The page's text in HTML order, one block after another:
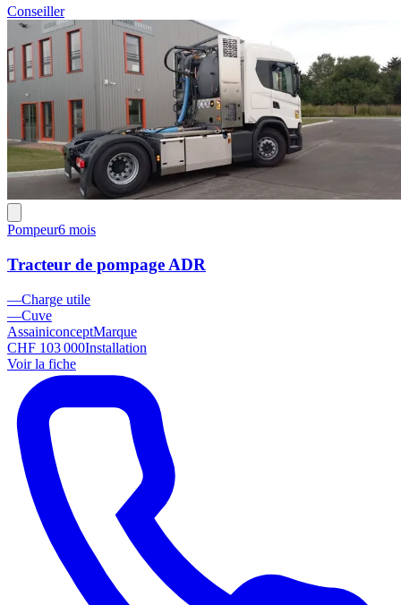
Conseiller
Pompeur6 mois
Tracteur de pompage ADR
—Charge utile
—Cuve
AssainiconceptMarque
CHF 103 000Installation
Voir la fiche